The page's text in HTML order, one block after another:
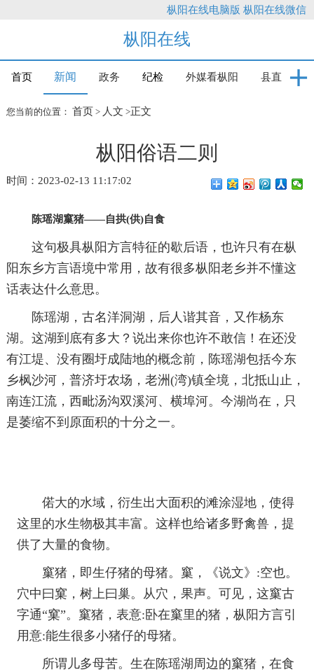
枞阳在线电脑版 枞阳在线微信
枞阳在线
首页 新闻 政务 纪检 外媒看枞阳 县直
您当前的位置： 首页 > 人文 >正文
枞阳俗语二则
时间：2023-02-13 11:17:02
陈瑶湖窼猪——自拱(供)自食
这句极具枞阳方言特征的歇后语，也许只有在枞
阳东乡方言语境中常用，故有很多枞阳老乡并不懂这
话表达什么意思。
陈瑶湖，古名洋洞湖，后人谐其音，又作杨东
湖。这湖到底有多大？说出来你也许不敢信！在还没
有江堤、没有圈圩成陆地的概念前，陈瑶湖包括今东
乡枫沙河，普济圩农场，老洲(湾)镇全境，北抵山止，
南连江流，西毗汤沟双溪河、横埠河。今湖尚在，只
是萎缩不到原面积的十分之一。
偌大的水域，衍生出大面积的滩涂湿地，使得
这里的水生物极其丰富。这样也给诸多野禽兽，提
供了大量的食物。
窼猪，即生仔猪的母猪。窼，《说文》:空也。
穴中曰窠，树上曰巢。从穴，果声。可见，这窼古
字通“窠”。窼猪，表意:卧在窼里的猪，枞阳方言引
用意:能生很多小猪仔的母猪。
所谓儿多母苦。生在陈瑶湖周边的窼猪，在食